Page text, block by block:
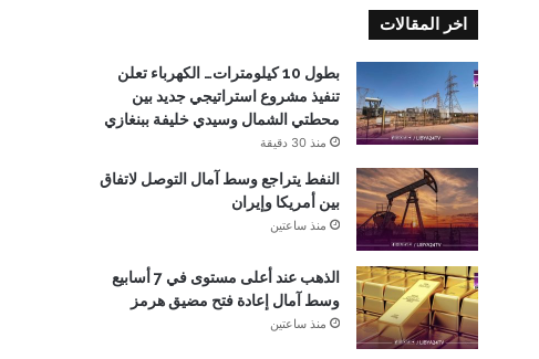
اخر المقالات
بطول 10 كيلومترات… الكهرباء تعلن
تنفيذ مشروع استراتيجي جديد بين
محطتي الشمال وسيدي خليفة ببنغازي
منذ 30 دقيقة
النفط يتراجع وسط آمال التوصل لاتفاق
بين أمريكا وإيران
منذ ساعتين
الذهب عند أعلى مستوى في 7 أسابيع
وسط آمال إعادة فتح مضيق هرمز
منذ ساعتين